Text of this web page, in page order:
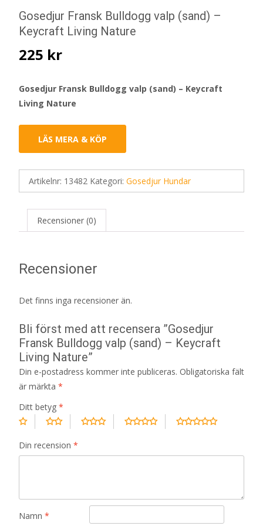
Gosedjur Fransk Bulldogg valp (sand) –
Keycraft Living Nature
225 kr
Gosedjur Fransk Bulldogg valp (sand) – Keycraft
Living Nature
LÄS MERA & KÖP
Artikelnr: 13482 Kategori: Gosedjur Hundar
Recensioner (0)
Recensioner
Det finns inga recensioner än.
Bli först med att recensera ”Gosedjur
Fransk Bulldogg valp (sand) – Keycraft
Living Nature”
Din e-postadress kommer inte publiceras. Obligatoriska fält
är märkta *
Ditt betyg *
Din recension *
Namn *